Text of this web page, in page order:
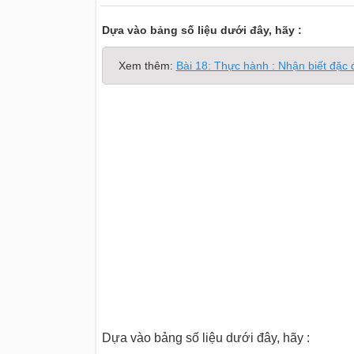
Dựa vào bảng số liệu dưới đây, hãy :
Xem thêm: Bài 18: Thực hành : Nhận biết
Dựa vào bảng số liệu dưới đây, hãy :